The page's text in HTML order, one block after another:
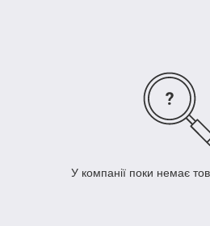
У компанії поки немає